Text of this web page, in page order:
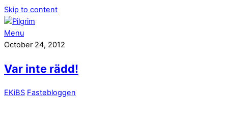
Skip to content
Menu
October 24, 2012
Var inte rädd!
EKiBS Fastebloggen